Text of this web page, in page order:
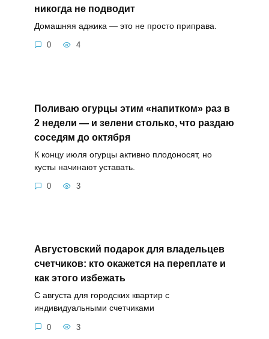
никогда не подводит
Домашняя аджика — это не просто приправа.
0 4
Поливаю огурцы этим «напитком» раз в
2 недели — и зелени столько, что раздаю
соседям до октября
К концу июля огурцы активно плодоносят, но
кусты начинают уставать.
0 3
Августовский подарок для владельцев
счетчиков: кто окажется на переплате и
как этого избежать
С августа для городских квартир с
индивидуальными счетчиками
0 3